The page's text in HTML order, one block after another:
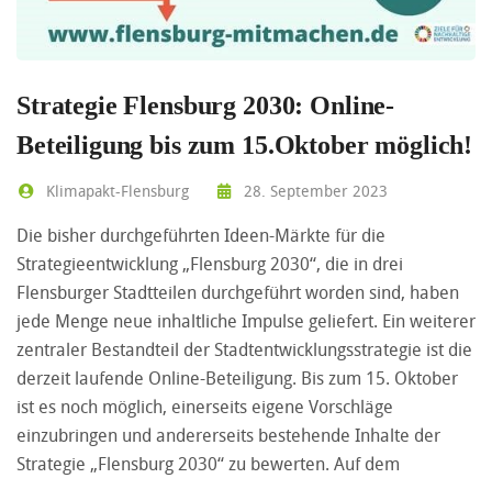
Strategie Flensburg 2030: Online-
Beteiligung bis zum 15.Oktober möglich!
Klimapakt-Flensburg 28. September 2023
Die bisher durchgeführten Ideen-Märkte für die
Strategieentwicklung „Flensburg 2030“, die in drei
Flensburger Stadtteilen durchgeführt worden sind, haben
jede Menge neue inhaltliche Impulse geliefert. Ein weiterer
zentraler Bestandteil der Stadtentwicklungsstrategie ist die
derzeit laufende Online-Beteiligung. Bis zum 15. Oktober
ist es noch möglich, einerseits eigene Vorschläge
einzubringen und andererseits bestehende Inhalte der
Strategie „Flensburg 2030“ zu bewerten. Auf dem